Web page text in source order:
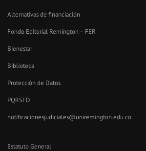
Alternativas de financiación
Fondo Editorial Remington – FER
Bienestar
Biblioteca
Protección de Datos
PQRSFD
notificacionesjudiciales@uniremington.edu.co
Estatuto General